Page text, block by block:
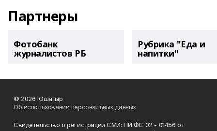
Партнеры
Фотобанк
журналистов РБ
Рубрика "Еда и
напитки"
© 2026 Юшатыр
Об использовании персональных данных
Свидетельство о регистрации СМИ: ПИ ФС 02 - 01456 от